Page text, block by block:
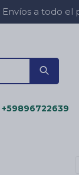
Envíos a todo el
+59896722639